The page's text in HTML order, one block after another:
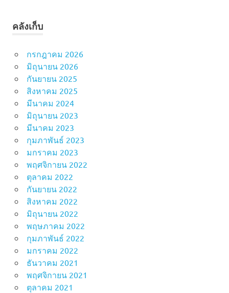
รวม
Excel
Excel
คลังเก็บ
กรกฎาคม 2026
มิถุนายน 2026
กันยายน 2025
สิงหาคม 2025
มีนาคม 2024
มิถุนายน 2023
มีนาคม 2023
กุมภาพันธ์ 2023
มกราคม 2023
พฤศจิกายน 2022
ตุลาคม 2022
กันยายน 2022
สิงหาคม 2022
มิถุนายน 2022
พฤษภาคม 2022
กุมภาพันธ์ 2022
มกราคม 2022
ธันวาคม 2021
พฤศจิกายน 2021
ตุลาคม 2021